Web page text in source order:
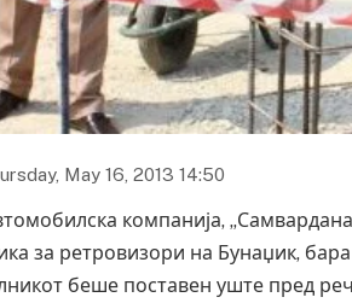
May 16, 2013 14:50
компанија,
за ретровизори на Бунаџик,
беше поставен уште пред